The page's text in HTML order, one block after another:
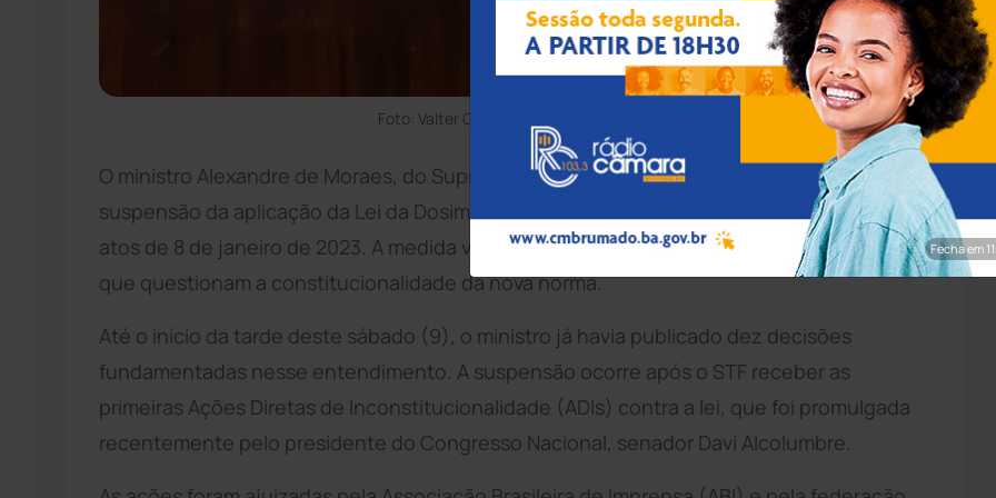
Foto: Valter Campanato/Agência Brasil
O ministro Alexandre de Moraes, do Supremo Tribunal Federal (STF), determinou a
suspensão da aplicação da Lei da Dosimetria em processos e pedidos relacionados aos
atos de 8 de janeiro de 2023. A medida vale até que o plenário da Corte julgue as ações
que questionam a constitucionalidade da nova norma.
Até o início da tarde deste sábado (9), o ministro já havia publicado dez decisões
fundamentadas nesse entendimento. A suspensão ocorre após o STF receber as
primeiras Ações Diretas de Inconstitucionalidade (ADIs) contra a lei, que foi promulgada
recentemente pelo presidente do Congresso Nacional, senador Davi Alcolumbre.
Fecha em